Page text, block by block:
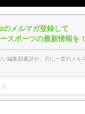
メルマガ登録して
スポーツの最新情報を！
編集部裏話や、月に一度のメル